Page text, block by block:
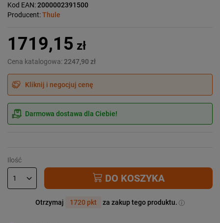
Kod EAN:2000002391500
Producent:Thule
1719,15 zł
Cena katalogowa: 2247,90 zł
Kliknij i negocjuj cenę
Darmowa dostawa dla Ciebie!
Ilość
DO KOSZYKA
Otrzymaj 1720 pkt za zakup tego produktu.